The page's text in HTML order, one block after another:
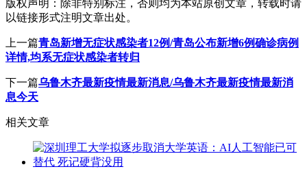
版权声明： 除非特别标注，否则均为本站原创文章，转载时请
以链接形式注明文章出处。
上一篇青岛新增无症状感染者12例/青岛公布新增6例确诊病例
详情,均系无症状感染者转归
下一篇乌鲁木齐最新疫情最新消息/乌鲁木齐最新疫情最新消
息今天
相关文章